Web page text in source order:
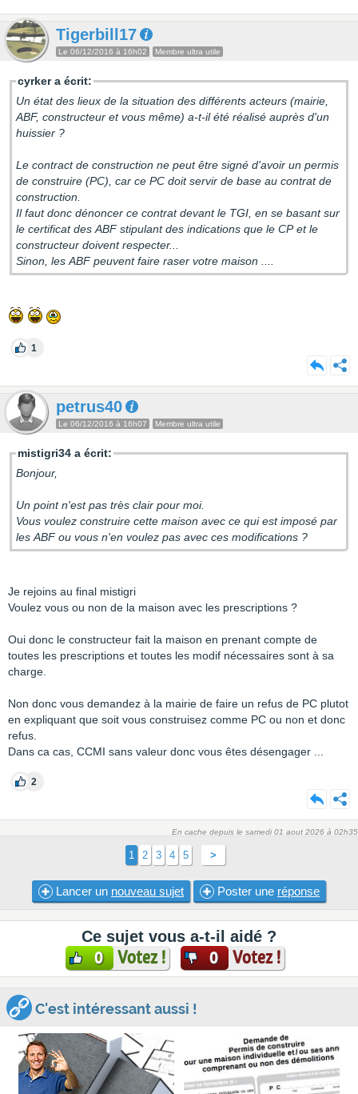
Tigerbill17
Le 06/12/2016 à 16h02 Membre ultra utile
cyrker a écrit:
Un état des lieux de la situation des différents acteurs (mairie,
ABF, constructeur et vous même) a-t-il été réalisé auprès d'un
huissier ?
Le contract de construction ne peut être signé d'avoir un permis
de construire (PC), car ce PC doit servir de base au contrat de
construction.
Il faut donc dénoncer ce contrat devant le TGI, en se basant sur
le certificat des ABF stipulant des indications que le CP et le
constructeur doivent respecter...
Sinon, les ABF peuvent faire raser votre maison ....
1
petrus40
Le 06/12/2016 à 16h07 Membre ultra utile
mistigri34 a écrit:
Bonjour,
Un point n'est pas très clair pour moi.
Vous voulez construire cette maison avec ce qui est imposé par
les ABF ou vous n'en voulez pas avec ces modifications ?
Je rejoins au final mistigri
Voulez vous ou non de la maison avec les prescriptions ?
Oui donc le constructeur fait la maison en prenant compte de
toutes les prescriptions et toutes les modif nécessaires sont à sa
charge.
Non donc vous demandez à la mairie de faire un refus de PC plutot
en expliquant que soit vous construisez comme PC ou non et donc
refus.
Dans ca cas, CCMI sans valeur donc vous êtes désengager ...
2
En cache depuis le samedi 01 aout 2026 à 02h35
1 2 3 4 5 >
Lancer un nouveau sujet Poster une réponse
Ce sujet vous a-t-il aidé ?
0 Votez ! 0 Votez !
C'est intéressant aussi !